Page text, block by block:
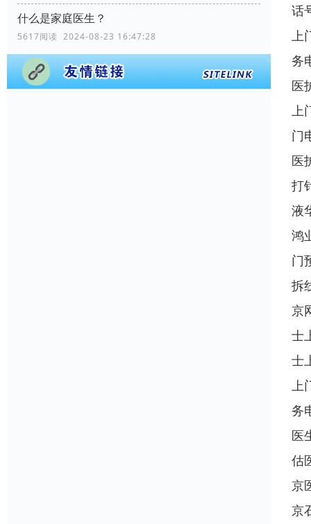
什么是家庭医生？
5617阅读 2024-08-23 16:47:28
话
上
务
医
上
门
医
打
液
鸿
门
拆
京
士
士
上
务
医
估
京
京